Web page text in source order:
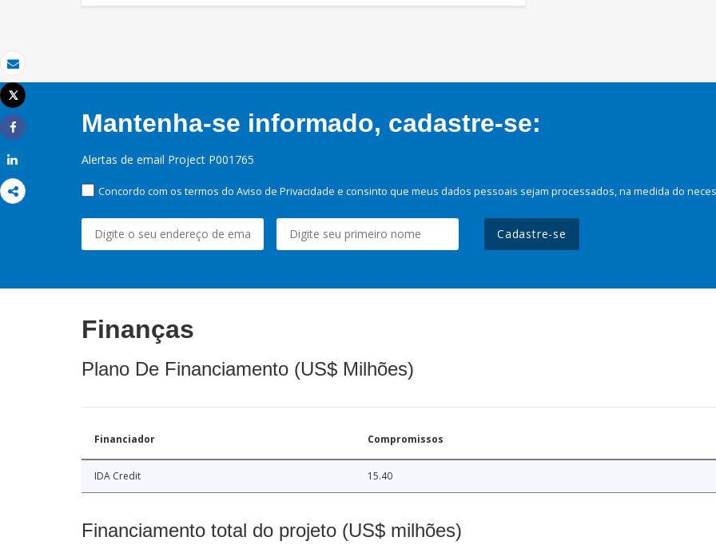
Email
Imprimir
Tweet
Share
Mantenha-se informado, cadastre-se:
Alertas de email Project P001765
Concordo com os termos do Aviso de Privacidade e consinto que meus dados pessoais sejam processados, na medida do
Cadastre-se
Finanças
Plano De Financiamento (US$ Milhões)
Financiador Compromissos
IDA Credit 15.40
Financiamento total do projeto (US$ milhões)